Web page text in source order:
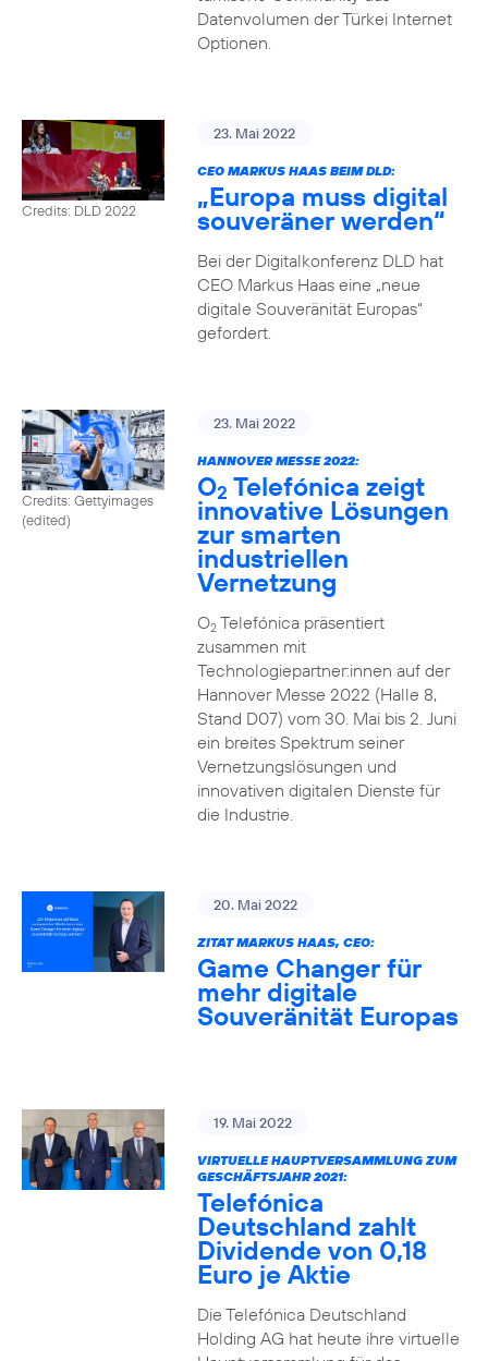
Datenvolumen der Türkei Internet
Optionen.
Credits: DLD 2022
23. Mai 2022
CEO MARKUS HAAS BEIM DLD:
„Europa muss digital
souveräner werden“
Bei der Digitalkonferenz DLD hat
CEO Markus Haas eine „neue
digitale Souveränität Europas“
gefordert.
Credits: Gettyimages
(edited)
23. Mai 2022
HANNOVER MESSE 2022:
O2 Telefónica zeigt
innovative Lösungen
zur smarten
industriellen
Vernetzung
O2Telefónica präsentiert
zusammen mit
Technologiepartner:innen auf der
Hannover Messe 2022 (Halle 8,
Stand D07) vom 30. Mai bis 2. Juni
ein breites Spektrum seiner
Vernetzungslösungen und
innovativen digitalen Dienste für
die Industrie.
20. Mai 2022
ZITAT MARKUS HAAS, CEO:
Game Changer für
mehr digitale
Souveränität Europas
19. Mai 2022
VIRTUELLE HAUPTVERSAMMLUNG ZUM
GESCHÄFTSJAHR 2021:
Telefónica
Deutschland zahlt
Dividende von 0,18
Euro je Aktie
Die Telefónica Deutschland
Holding AG hat heute ihre virtuelle